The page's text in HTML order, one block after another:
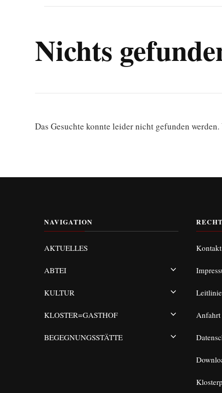
Nichts
Das Gesuchte konnte leider nicht gefunden
NAVIGATION
AKTUELLES
ABTEI
KULTUR
KLOSTER=GASTHOF
BEGEGNUNGSSTÄTTE
Kontakt
Anfahrt